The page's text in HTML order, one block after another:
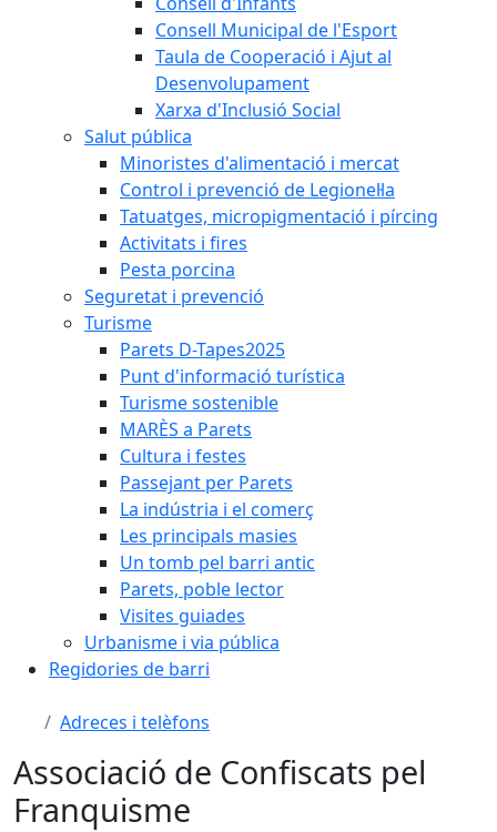
Consell Municipal de l'Esport
Taula de Cooperació i Ajut al
Desenvolupament
Xarxa d'Inclusió Social
Salut pública
Minoristes d'alimentació i mercat
Control i prevenció de Legionel·la
Tatuatges, micropigmentació i pírcing
Activitats i fires
Pesta porcina
Seguretat i prevenció
Turisme
Parets D-Tapes2025
Punt d'informació turística
Turisme sostenible
MARÈS a Parets
Cultura i festes
Passejant per Parets
La indústria i el comerç
Les principals masies
Un tomb pel barri antic
Parets, poble lector
Visites guiades
Urbanisme i via pública
Regidories de barri
Adreces i telèfons
Associació de Confiscats pel
Franquisme